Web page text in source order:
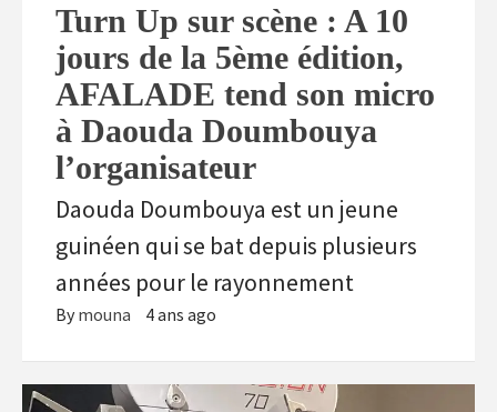
Turn Up sur scène : A 10
jours de la 5ème édition,
AFALADE tend son micro
à Daouda Doumbouya
l’organisateur
Daouda Doumbouya est un jeune
guinéen qui se bat depuis plusieurs
années pour le rayonnement
By mouna 4 ans ago